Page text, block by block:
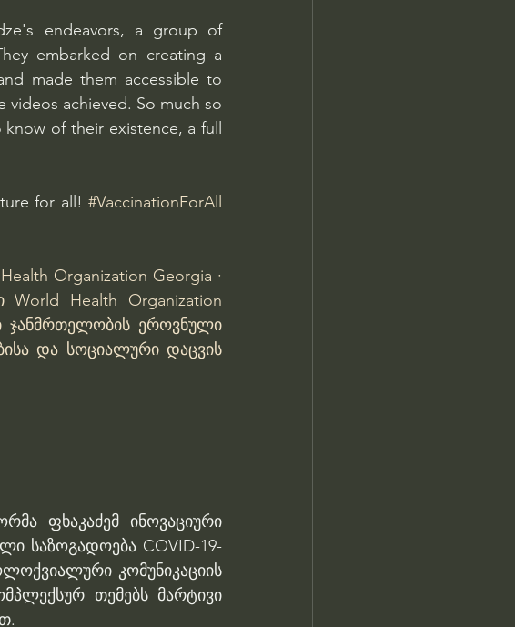
embarked on creating a
made them accessible to
videos achieved. So much so
of their existence, a full
for all! #VaccinationForAll
Organization Georgia ·
World Health Organization
ჯანმრთელობის ეროვნული
და სოციალური დაცვის
ფხაკაძემ ინოვაციური
საზოგადოება COVID-19-
კომუნიკაციის
თემებს მარტივი